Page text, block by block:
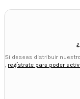
Si deseas distribuir
, regístrate para poder